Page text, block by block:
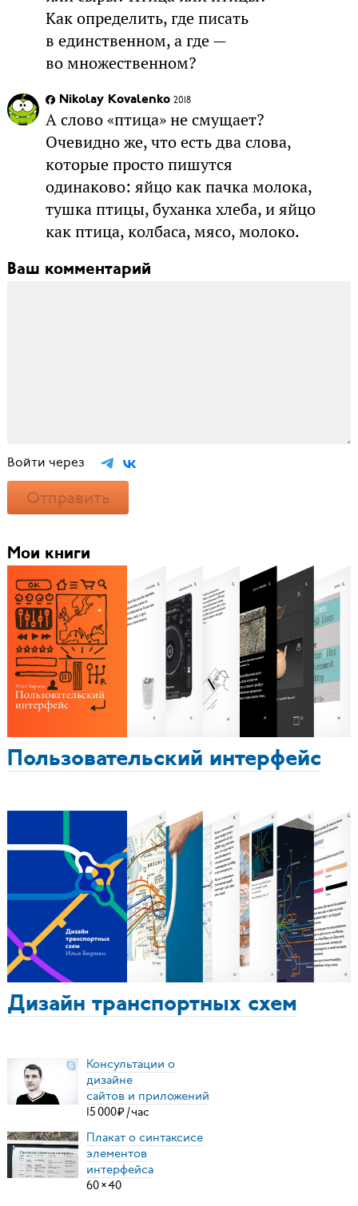
Как определить, где писать
в единственном, а где —
во множественном?
Nikolay Kovalenko 2018
А слово «птица» не смущает?
Очевидно же, что есть два слова,
которые просто пишутся
одинаково: яйцо как пачка молока,
тушка птицы, буханка хлеба, и яйцо
как птица, колбаса, мясо, молоко.
Ваш комментарий
Войти через
Отправить
Мои книги
Пользовательский интерфейс
Дизайн транспортных схем
Консультации о
дизайне
сайтов и приложений
15000₽ /час
Плакат о синтаксисе
элементов
интерфейса
60×40